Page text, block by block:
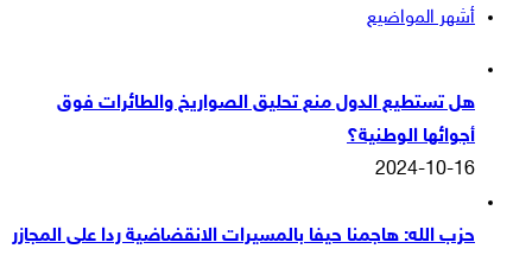
أشهر المواضيع
هل تستطيع الدول منع تحليق الصواريخ والطائرات فوق
أجوائها الوطنية؟
2024-10-16
حزب الله: هاجمنا حيفا بالمسيرات الانقضاضية ردا على المجازر